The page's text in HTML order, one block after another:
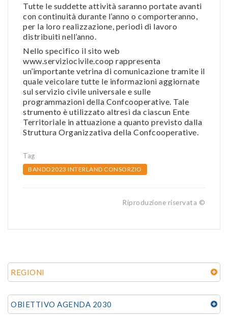
Tutte le suddette attività saranno portate avanti
con continuità durante l’anno o comporteranno,
per la loro realizzazione, periodi di lavoro
distribuiti nell’anno.
Nello specifico il sito web
www.serviziocivile.coop rappresenta
un’importante vetrina di comunicazione tramite il
quale veicolare tutte le informazioni aggiornate
sul servizio civile universale e sulle
programmazioni della Confcooperative. Tale
strumento è utilizzato altresì da ciascun Ente
Territoriale in attuazione a quanto previsto dalla
Struttura Organizzativa della Confcooperative.
Tag
BANDO2023 INTERLAND CONSORZIO
Riproduzione riservata ©
REGIONI
OBIETTIVO AGENDA 2030